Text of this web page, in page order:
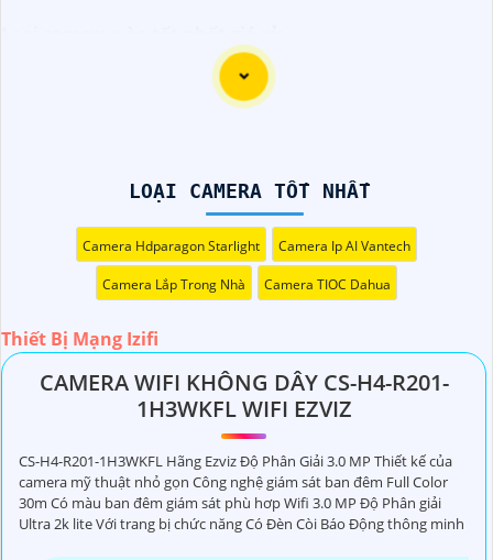
Camera Wifi Không Dây CS-H4-R201-1H3WKFL Wifi
CS-H3c-R100-1K3WKFL Ban Đêm Màu Sắc 2K
Loại Camera Tốt Nhất
LOẠI CAMERA TỐT NHẤT
Camera Hdparagon Starlight Camera Ip AI Vantech
Camera Lắp Trong Nhà Camera TIOC Dahua
Thiết Bị Mạng Izifi
CAMERA WIFI KHÔNG DÂY CS-H4-R201-
1H3WKFL WIFI EZVIZ
CS-H4-R201-1H3WKFL Hãng Ezviz Độ Phân Giải 3.0 MP Thiết kế của
camera mỹ thuật nhỏ gọn Công nghệ giám sát ban đêm Full Color
30m Có màu ban đêm giám sát phù hơp Wifi 3.0 MP Độ Phân giải
Ultra 2k lite Với trang bị chức năng Có Ðèn Còi Báo Động thông minh